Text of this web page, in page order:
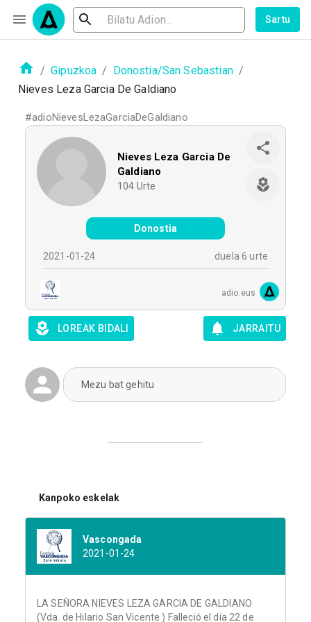
Sartu
/ Gipuzkoa / Donostia/San Sebastian /
Nieves Leza Garcia De Galdiano
#adioNievesLezaGarciaDeGaldiano
Nieves Leza Garcia De
Galdiano
104 Urte
Donostia
2021-01-24 duela 6 urte
adio.eus
LOREAK BIDALI JARRAITU
Mezu bat gehitu
Kanpoko eskelak
Vascongada
2021-01-24
LA SEÑORA NIEVES LEZA GARCIA DE GALDIANO
(Vda. de Hilario San Vicente ) Falleció el día 22 de